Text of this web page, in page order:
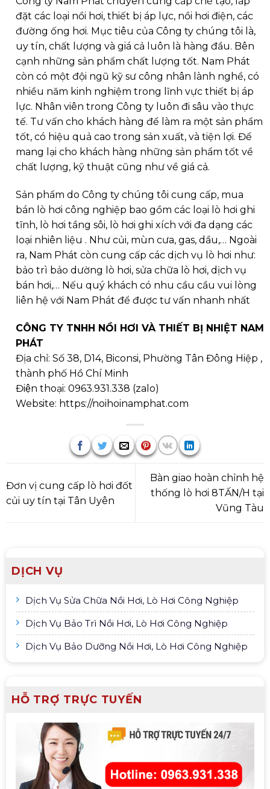
DỊCH VỤ
Dịch Vụ Sửa Chữa Nồi Hơi, Lò Hơi Công Nghiệp
Dịch Vụ Bảo Trì Nồi Hơi, Lò Hơi Công Nghiệp
Dịch Vụ Bảo Dưỡng Nồi Hơi, Lò Hơi Công Nghiệp
HỖ TRỢ TRỰC TUYẾN
đặt các loại nồi hơi, thiết bị áp lực, nồi hơi điện, các
đường ống hơi. Mục tiêu của Công ty chúng tôi là,
uy tín, chất lượng và giá cả luôn là hàng đầu. Bên
cạnh những sản phẩm chất lượng tốt. Nam Phát
còn có một đội ngũ kỹ sư công nhân lành nghề, có
nhiều năm kinh nghiệm trong lĩnh vực thiết bị áp
lực. Nhân viên trong Công ty luôn đi sâu vào thực
tế. Tư vấn cho khách hàng để làm ra một sản phẩm
tốt, có hiệu quả cao trong sản xuất, và tiện lợi. Để
mang lại cho khách hàng những sản phẩm tốt về
chất lượng, kỹ thuật cũng như về giá cả.
Sản phẩm do Công ty chúng tôi cung cấp, mua
bán lò hơi công nghiệp bao gồm các loại lò hơi ghi
tĩnh, lò hơi tầng sôi, lò hơi ghi xích với đa dạng các
loại nhiên liệu . Như củi, mùn cưa, gas, dầu,… Ngoài
ra, Nam Phát còn cung cấp các dịch vụ lò hơi như:
bảo trì bảo dường lò hơi, sửa chữa lò hơi, dịch vụ
bán hơi,… Nếu quý khách có nhu cầu cầu vui lòng
liên hệ với Nam Phát để được tư vấn nhanh nhất
CÔNG TY TNHH NỒI HƠI VÀ THIẾT BỊ NHIỆT NAM
PHÁT
Địa chỉ: Số 38, D14, Biconsi, Phường Tân Đông Hiệp ,
thành phố Hồ Chí Minh
Điện thoại: 0963.931.338 (zalo)
Website: https://noihoinamphat.com
Đơn vị cung cấp lò hơi đốt
củi uy tín tại Tân Uyên
Bàn giao hoàn chỉnh hệ
thống lò hơi 8TẤN/H tại
Vũng Tàu